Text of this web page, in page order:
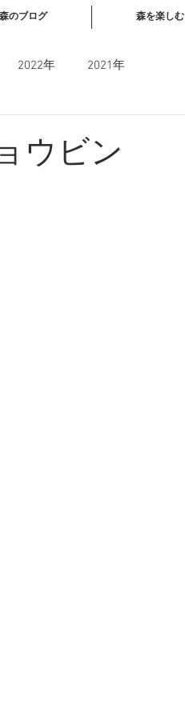
森のブログ 森を楽しむ
2022年 2021年
ウビン
。